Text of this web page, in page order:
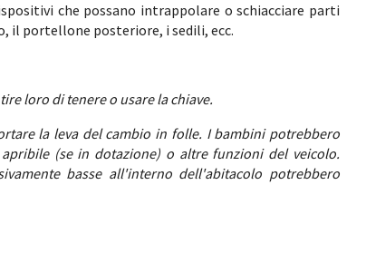
che possano intrappolare o schiacciare parti
il portellone posteriore, i sedili, ecc.
loro di tenere o usare la chiave.
la leva del cambio in folle. I bambini potrebbero
(se in dotazione) o altre funzioni del veicolo.
basse all'interno dell'abitacolo potrebbero